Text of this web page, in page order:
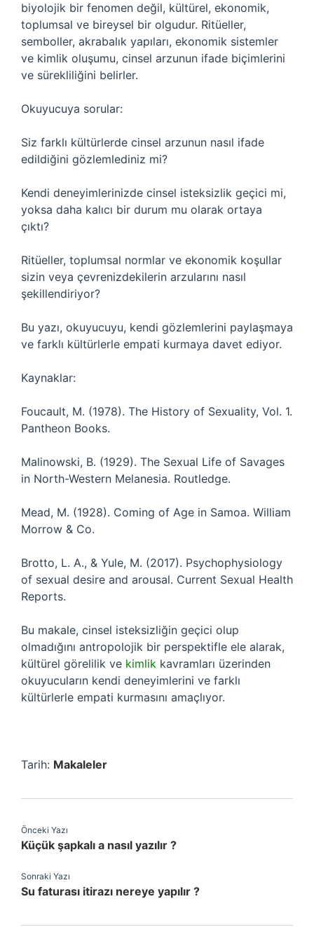
biyolojik bir fenomen değil, kültürel, ekonomik,
toplumsal ve bireysel bir olgudur. Ritüeller,
semboller, akrabalık yapıları, ekonomik sistemler
ve kimlik oluşumu, cinsel arzunun ifade biçimlerini
ve sürekliliğini belirler.
Okuyucuya sorular:
Siz farklı kültürlerde cinsel arzunun nasıl ifade
edildiğini gözlemlediniz mi?
Kendi deneyimlerinizde cinsel isteksizlik geçici mi,
yoksa daha kalıcı bir durum mu olarak ortaya
çıktı?
Ritüeller, toplumsal normlar ve ekonomik koşullar
sizin veya çevrenizdekilerin arzularını nasıl
şekillendiriyor?
Bu yazı, okuyucuyu, kendi gözlemlerini paylaşmaya
ve farklı kültürlerle empati kurmaya davet ediyor.
Kaynaklar:
Foucault, M. (1978). The History of Sexuality, Vol. 1.
Pantheon Books.
Malinowski, B. (1929). The Sexual Life of Savages
in North-Western Melanesia. Routledge.
Mead, M. (1928). Coming of Age in Samoa. William
Morrow & Co.
Brotto, L. A., & Yule, M. (2017). Psychophysiology
of sexual desire and arousal. Current Sexual Health
Reports.
Bu makale, cinsel isteksizliğin geçici olup
olmadığını antropolojik bir perspektifle ele alarak,
kültürel görelilik ve kimlik kavramları üzerinden
okuyucuların kendi deneyimlerini ve farklı
kültürlerle empati kurmasını amaçlıyor.
Tarih: Makaleler
Önceki Yazı
Küçük şapkalı a nasıl yazılır ?
Sonraki Yazı
Su faturası itirazı nereye yapılır ?